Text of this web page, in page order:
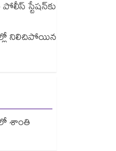
పోలీస్ స్టేషన్⁪కు
నిలిచిపోయిన
శాంతి